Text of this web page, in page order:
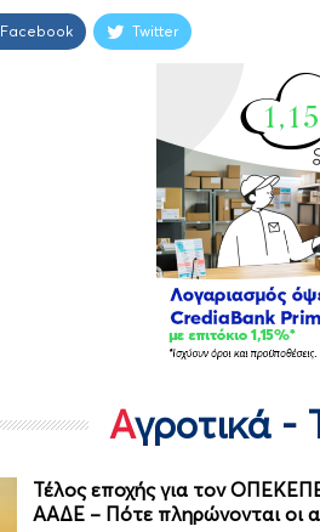
Facebook Twitter
Αγροτικά
Τέλος εποχής για τον
ΑΑΔΕ – Πότε πληρώνονται οι